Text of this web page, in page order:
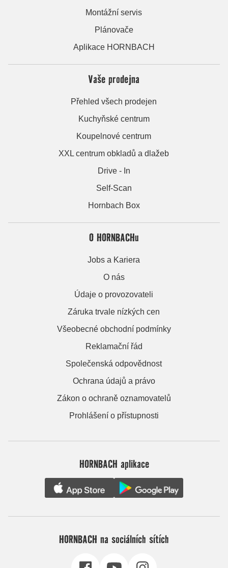
Montážní servis
Plánovače
Aplikace HORNBACH
Vaše prodejna
Přehled všech prodejen
Kuchyňské centrum
Koupelnové centrum
XXL centrum obkladů a dlažeb
Drive - In
Self-Scan
Hornbach Box
O HORNBACHu
Jobs a Kariera
O nás
Údaje o provozovateli
Záruka trvale nízkých cen
Všeobecné obchodní podmínky
Reklamační řád
Společenská odpovědnost
Ochrana údajů a právo
Zákon o ochraně oznamovatelů
Prohlášení o přístupnosti
HORNBACH aplikace
HORNBACH na sociálních sítích